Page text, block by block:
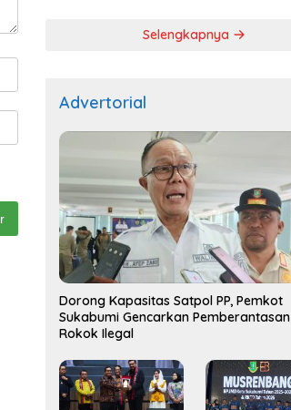
Selengkapnya
Advertorial
Dorong Kapasitas Satpol PP, Pemkot
Sukabumi Gencarkan Pemberantasan
Rokok Ilegal